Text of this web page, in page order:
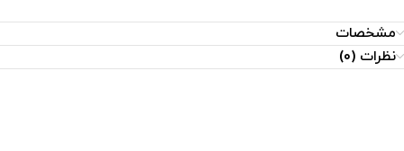
مشخصات
نظرات (0)